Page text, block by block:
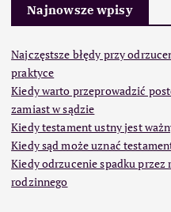
Najnowsze wpisy
Najczęstsze błędy przy
praktyce
Kiedy warto przeprowadzić
zamiast w sądzie
Kiedy testament ustny jest
Kiedy sąd może uznać
Kiedy odrzucenie spadku przez
rodzinnego